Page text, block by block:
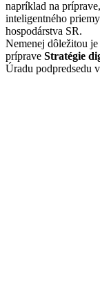
napríklad na
inteligentného
hospodárstva SR.
Nemenej dôležitou
príprave Stratégie
Úradu podpredsedu